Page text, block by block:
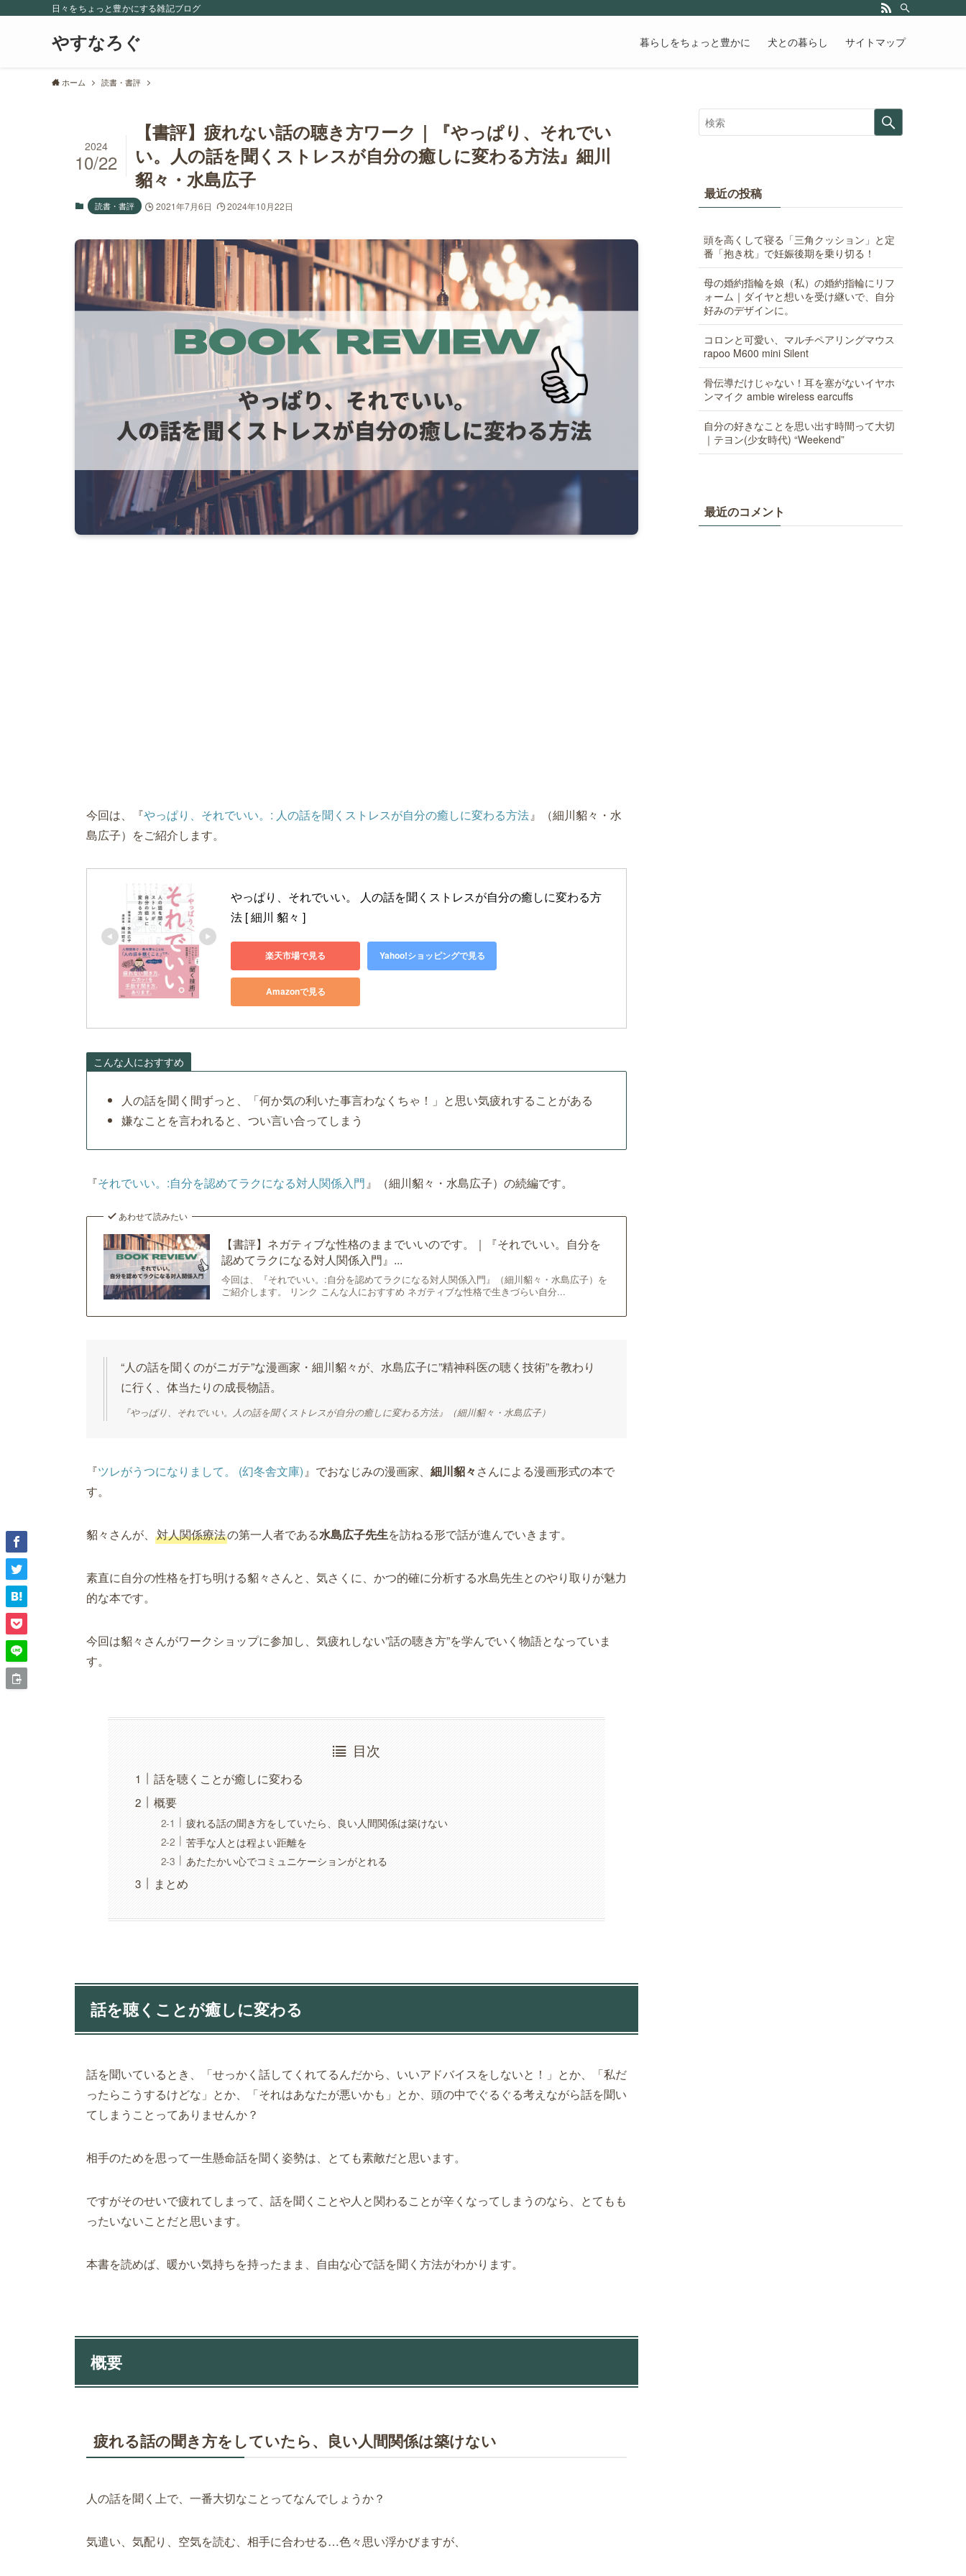
日々をちょっと豊かにする雑記ブログ
やすなろぐ 暮らしをちょっと豊かに 犬との暮らし サイトマップ
ホーム 読書・書評
【書評】疲れない話の聴き方ワーク｜『やっぱり、それでい
い。人の話を聞くストレスが自分の癒しに変わる方法』細川
貂々・水島広子
2024
10/22
読書・書評 2021年7月6日 2024年10月22日
今回は、『やっぱり、それでいい。: 人の話を聞くストレスが自分の癒しに変わる方法』（細川貂々・水
島広子）をご紹介します。
やっぱり、それでいい。 人の話を聞くストレスが自分の癒しに変わる方
法 [ 細川 貂々 ]
楽天市場で見る Yahoo!ショッピングで見る
Amazonで見る
こんな人におすすめ
人の話を聞く間ずっと、「何か気の利いた事言わなくちゃ！」と思い気疲れすることがある
嫌なことを言われると、つい言い合ってしまう
『それでいい。:自分を認めてラクになる対人関係入門』（細川貂々・水島広子）の続編です。
あわせて読みたい
【書評】ネガティブな性格のままでいいのです。｜『それでいい。自分を
認めてラクになる対人関係入門』...
今回は、『それでいい。:自分を認めてラクになる対人関係入門』（細川貂々・水島広子）を
ご紹介します。 リンク こんな人におすすめ ネガティブな性格で生きづらい自分...
“人の話を聞くのがニガテ”な漫画家・細川貂々が、水島広子に”精神科医の聴く技術”を教わり
に行く、体当たりの成長物語。
『やっぱり、それでいい。人の話を聞くストレスが自分の癒しに変わる方法』（細川貂々・水島広子）
『ツレがうつになりまして。 (幻冬舎文庫)』でおなじみの漫画家、 細川貂々さんによる漫画形式の本で
す。
貂々さんが、 対人関係療法の第一人者である水島広子先生を訪ねる形で話が進んでいきます。
素直に自分の性格を打ち明ける貂々さんと、気さくに、かつ的確に分析する水島先生とのやり取りが魅力
的な本です。
今回は貂々さんがワークショップに参加し、気疲れしない”話の聴き方”を学んでいく物語となっていま
す。
目次
話を聴くことが癒しに変わる
概要
疲れる話の聞き方をしていたら、良い人間関係は築けない
苦手な人とは程よい距離を
あたたかい心でコミュニケーションがとれる
まとめ
話を聴くことが癒しに変わる
話を聞いているとき、「せっかく話してくれてるんだから、いいアドバイスをしないと！」とか、「私だ
ったらこうするけどな」とか、「それはあなたが悪いかも」とか、頭の中でぐるぐる考えながら話を聞い
てしまうことってありませんか？
相手のためを思って一生懸命話を聞く姿勢は、とても素敵だと思います。
ですがそのせいで疲れてしまって、話を聞くことや人と関わることが辛くなってしまうのなら、とてもも
ったいないことだと思います。
本書を読めば、暖かい気持ちを持ったまま、自由な心で話を聞く方法がわかります。
概要
疲れる話の聞き方をしていたら、良い人間関係は築けない
人の話を聞く上で、一番大切なことってなんでしょうか？
気遣い、気配り、空気を読む、相手に合わせる…色々思い浮かびますが、
最近の投稿
頭を高くして寝る「三角クッション」と定
番「抱き枕」で妊娠後期を乗り切る！
母の婚約指輪を娘（私）の婚約指輪にリフ
ォーム｜ダイヤと想いを受け継いで、自分
好みのデザインに。
コロンと可愛い、マルチペアリングマウス
rapoo M600 mini Silent
骨伝導だけじゃない！耳を塞がないイヤホ
ンマイク ambie wireless earcuffs
自分の好きなことを思い出す時間って大切
｜テヨン(少女時代) “Weekend”
最近のコメント